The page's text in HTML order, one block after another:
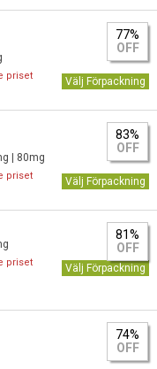
77%
OFF
priset
Välj Förpackning
| 80mg
83%
OFF
priset
Välj Förpackning
81%
OFF
priset
Välj Förpackning
74%
OFF